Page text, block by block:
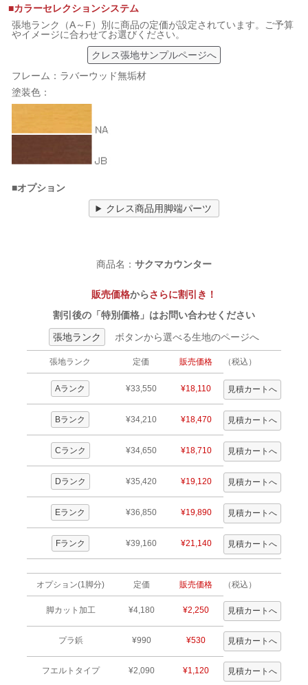
■カラーセレクションシステム
張地ランク（A～F）別に商品の定価が設定されています。ご予算
やイメージに合わせてお選びください。
クレス張地サンプルページへ
フレーム：ラバーウッド無垢材
塗装色：
■オプション
クレス商品用脚端パーツ
商品名： サクマカウンター
販売価格からさらに割引き！
割引後の「特別価格」はお問い合わせください
張地ランク
ボタンから選べる生地のページへ
張地ランク 定価 販売価格 （税込）
Aランク ¥33,550 ¥18,110
Bランク ¥34,210 ¥18,470
Cランク ¥34,650 ¥18,710
Dランク ¥35,420 ¥19,120
Eランク ¥36,850 ¥19,890
Fランク ¥39,160 ¥21,140
オプション(1脚分) 定価 販売価格 （税込）
脚カット加工 ¥4,180 ¥2,250
プラ鋲 ¥990 ¥530
フエルトタイプ ¥2,090 ¥1,120